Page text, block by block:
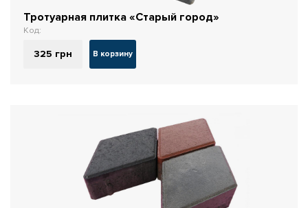
Тротуарная плитка «Старый город»
Код:
325 грн В корзину